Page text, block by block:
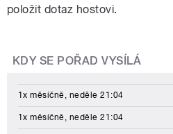
položit dotaz hostovi.
KDY SE POŘAD VYSÍLÁ
1x měsíčně, neděle 21:04
1x měsíčně, neděle 21:04